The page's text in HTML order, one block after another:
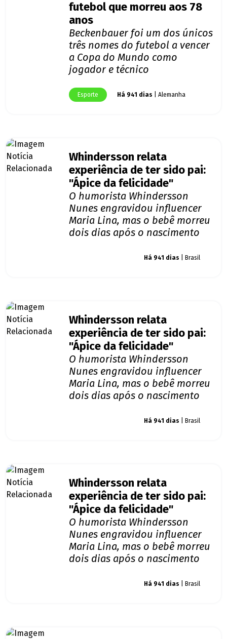
futebol que morreu aos 78
anos
Beckenbauer foi um dos únicos
três nomes do futebol a vencer
a Copa do Mundo como
jogador e técnico
Esporte Há 941 dias | Alemanha
Whindersson relata
experiência de ter sido pai:
"Ápice da felicidade"
O humorista Whindersson
Nunes engravidou influencer
Maria Lina, mas o bebê morreu
dois dias após o nascimento
Há 941 dias | Brasil
Whindersson relata
experiência de ter sido pai:
"Ápice da felicidade"
O humorista Whindersson
Nunes engravidou influencer
Maria Lina, mas o bebê morreu
dois dias após o nascimento
Há 941 dias | Brasil
Whindersson relata
experiência de ter sido pai:
"Ápice da felicidade"
O humorista Whindersson
Nunes engravidou influencer
Maria Lina, mas o bebê morreu
dois dias após o nascimento
Há 941 dias | Brasil